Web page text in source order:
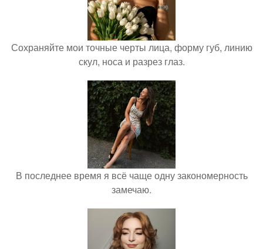
Сохраняйте мои точные черты лица, форму губ, линию
скул, носа и разрез глаз.
В последнее время я всё чаще одну закономерность
замечаю.